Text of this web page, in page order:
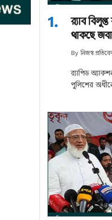
র‌্যাব
থাকছে
By নিজস্ব
র‌্যাপিড
পুলিশের